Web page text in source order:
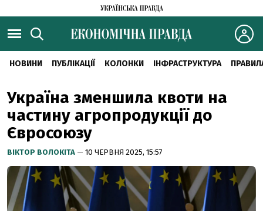
НОВИНИ ПУБЛІКАЦІЇ КОЛОНКИ ІНФРАСТРУКТУРА
Україна зменшила квоти на
частину агропродукції до
Євросоюзу
ВІКТОР ВОЛОКІТА — 10 ЧЕРВНЯ 2025, 15:57